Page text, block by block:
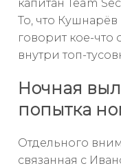
капитан Team
То, что Кушнарёв
говорит кое-
внутри топ-
Ночная
попытка
Отдельного
связанная с